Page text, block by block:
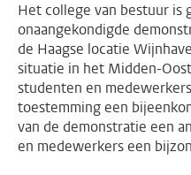
Het college van bestuur is
onaangekondigde
de Haagse locatie
situatie in het Midden-
studenten en
toestemming een
van de demonstratie een
en medewerkers een